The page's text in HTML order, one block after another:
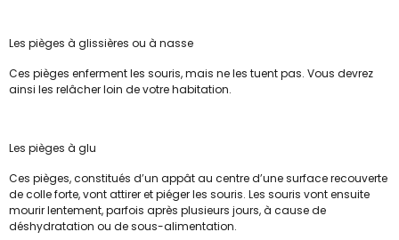
Les pièges à glissières ou à nasse
Ces pièges enferment les souris, mais ne les tuent pas. Vous devrez
ainsi les relâcher loin de votre habitation.
Les pièges à glu
Ces pièges, constitués d’un appât au centre d’une surface recouverte
de colle forte, vont attirer et piéger les souris. Les souris vont ensuite
mourir lentement, parfois après plusieurs jours, à cause de
déshydratation ou de sous-alimentation.